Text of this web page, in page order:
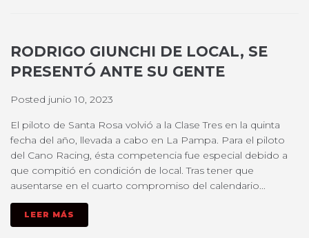
RODRIGO GIUNCHI DE LOCAL, SE
PRESENTÓ ANTE SU GENTE
Posted junio 10, 2023
El piloto de Santa Rosa volvió a la Clase Tres en la quinta
fecha del año, llevada a cabo en La Pampa. Para el piloto
del Cano Racing, ésta competencia fue especial debido a
que compitió en condición de local. Tras tener que
ausentarse en el cuarto compromiso del calendario...
LEER MÁS